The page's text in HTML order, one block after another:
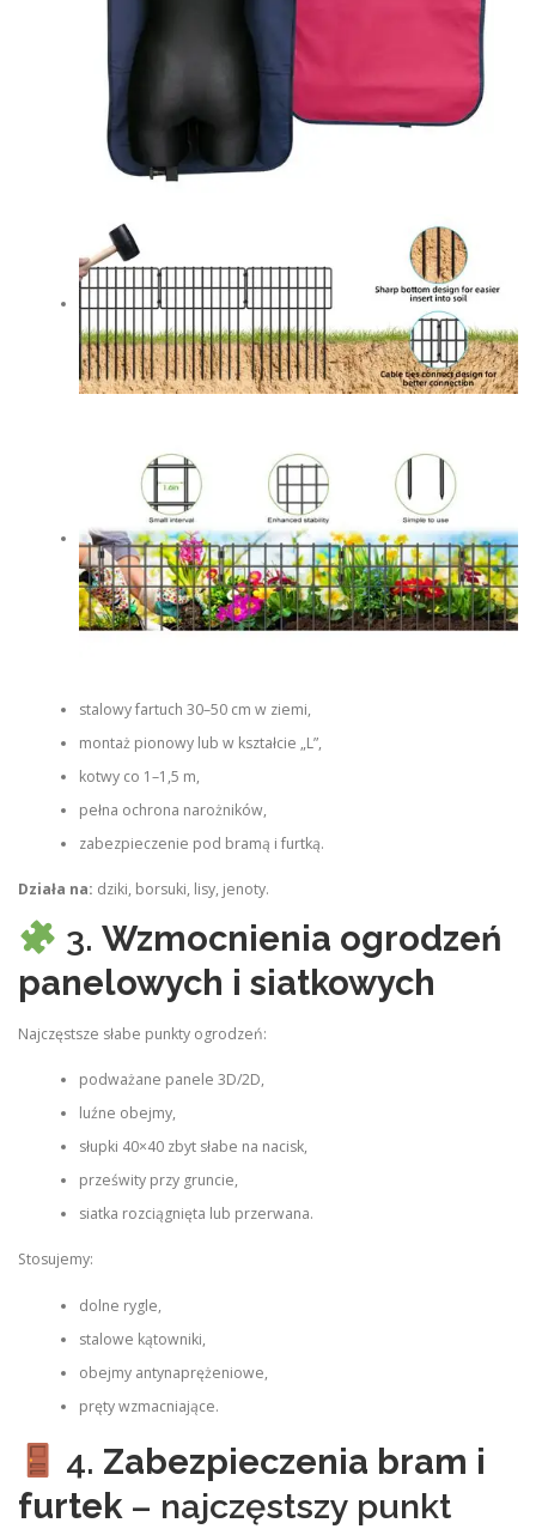
stalowy fartuch 30–50 cm w ziemi,
montaż pionowy lub w kształcie „L”,
kotwy co 1–1,5 m,
pełna ochrona narożników,
zabezpieczenie pod bramą i furtką.
Działa na: dziki, borsuki, lisy, jenoty.
3. Wzmocnienia ogrodzeń
panelowych i siatkowych
Najczęstsze słabe punkty ogrodzeń:
podważane panele 3D/2D,
luźne obejmy,
słupki 40×40 zbyt słabe na nacisk,
prześwity przy gruncie,
siatka rozciągnięta lub przerwana.
Stosujemy:
dolne rygle,
stalowe kątowniki,
obejmy antynaprężeniowe,
pręty wzmacniające.
4. Zabezpieczenia bram i
furtek– najczęstszy punkt